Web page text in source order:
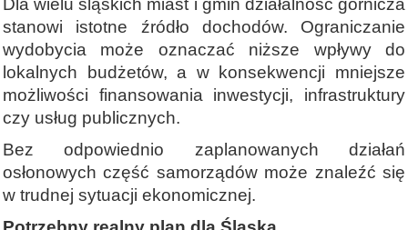
Dla wielu śląskich miast i gmin działalność górnicza
stanowi istotne źródło dochodów. Ograniczanie
wydobycia może oznaczać niższe wpływy do
lokalnych budżetów, a w konsekwencji mniejsze
możliwości finansowania inwestycji, infrastruktury
czy usług publicznych.
Bez odpowiednio zaplanowanych działań
osłonowych część samorządów może znaleźć się
w trudnej sytuacji ekonomicznej.